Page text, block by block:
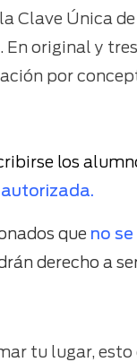
Clave Única
En original y
por
los
que no
derecho a
tu lugar, esto